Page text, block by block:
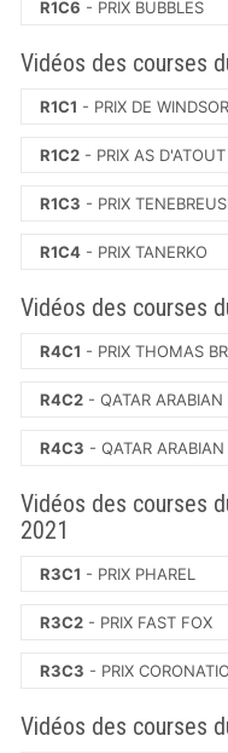
R1C6 - PRIX BUBBLES
Vidéos des courses
R1C1 - PRIX DE WINDSOR
R1C2 - PRIX AS D'ATOUT
R1C3 - PRIX
R1C4 - PRIX TANERKO
Vidéos des courses
R4C1 - PRIX THOMAS
R4C2 - QATAR
R4C3 - QATAR
Vidéos des courses
2021
R3C1 - PRIX PHAREL
R3C2 - PRIX FAST FOX
R3C3 - PRIX
Vidéos des courses